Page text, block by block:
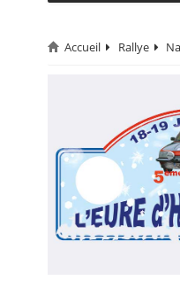
CIRCUIT
MONTAGNE
EVÈNEMENTS
CALENDRIER
FOCUS
Accueil Rallye